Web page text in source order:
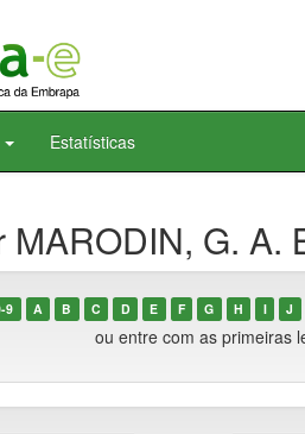
Estatísticas
G. A.
9 A B C D E F G H I J
ou entre com as primeiras